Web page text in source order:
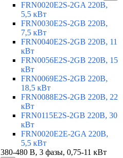
FRN0020E2S-2GA 220В,
5,5 кВт
FRN0030E2S-2GB 220В,
7,5 кВт
FRN0040E2S-2GB 220В, 11
кВт
FRN0056E2S-2GB 220В, 15
кВт
FRN0069E2S-2GB 220В,
18,5 кВт
FRN0088E2S-2GB 220В, 22
кВт
FRN0115E2S-2GB 220В, 30
кВт
FRN0020E2E-2GA 220В,
5,5 кВт
380-480 В, 3 фазы, 0,75-11 кВт